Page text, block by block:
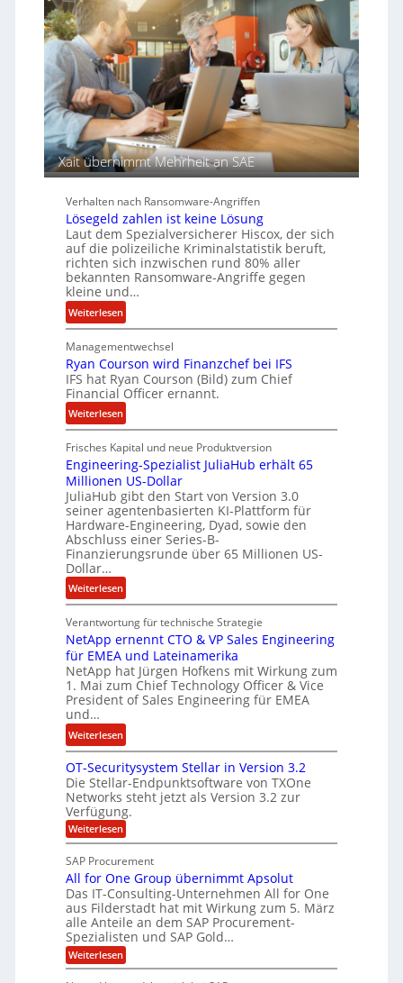
e
n
a
u
f
d
e
r
S
p
u
r
c
h
A
g
e
n
c
y
a
r
e
i
t
e
n
z
u
s
a
m
m
e
n
Xait übernimmt Mehrheit an SAE
Verhalten nach Ransomware-Angriffen
Lösegeld zahlen ist keine Lösung
Laut dem Spezialversicherer Hiscox, der sich
auf die polizeiliche Kriminalstatistik beruft,
richten sich inzwischen rund 80% aller
bekannten Ransomware-Angriffe gegen
kleine und…
Weiterlesen:
L
ö
s
e
g
e
l
d
z
a
h
l
e
n
s
t
k
e
n
e
L
ö
s
u
n
g
Managementwechsel
Ryan Courson wird Finanzchef bei IFS
IFS hat Ryan Courson (Bild) zum Chief
Financial Officer ernannt.
Weiterlesen:
R
y
a
n
C
o
u
r
o
n
w
i
r
d
F
i
n
a
n
z
c
h
e
f
b
e
i
I
F
S
Frisches Kapital und neue Produktversion
Engineering-Spezialist JuliaHub erhält 65
Millionen US-Dollar
JuliaHub gibt den Start von Version 3.0
seiner agentenbasierten KI-Plattform für
Hardware-Engineering, Dyad, sowie den
Abschluss einer Series-B-
Finanzierungsrunde über 65 Millionen US-
Dollar…
Weiterlesen:
E
n
g
n
e
e
r
i
g
S
p
e
z
i
a
l
i
s
t
Verantwortung für technische Strategie
NetApp ernennt CTO & VP Sales Engineering
für EMEA und Lateinamerika
NetApp hat Jürgen Hofkens mit Wirkung zum
1. Mai zum Chief Technology Officer & Vice
President of Sales Engineering für EMEA
und…
Weiterlesen:
N
e
t
A
p
p
e
n
n
t
C
OT-Securitysystem Stellar in Version 3.2
Die Stellar-Endpunktsoftware von TXOne
Networks steht jetzt als Version 3.2 zur
Verfügung.
Weiterlesen:
O
-
S
e
c
u
r
i
t
y
SAP Procurement
All for One Group übernimmt Apsolut
Das IT-Consulting-Unternehmen All for One
aus Filderstadt hat mit Wirkung zum 5. März
alle Anteile an dem SAP Procurement-
Spezialisten und SAP Gold…
Weiterlesen:
A